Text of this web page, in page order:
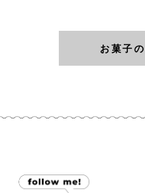
お菓子